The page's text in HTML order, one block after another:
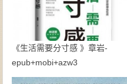
《生活需要分寸感 》章岩-
epub+mobi+azw3